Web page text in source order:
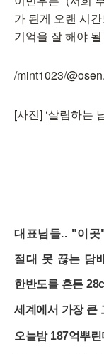
가 된게 오랜 시
기억을 잘 해야
/mint1023/
[사진] ‘살림하는